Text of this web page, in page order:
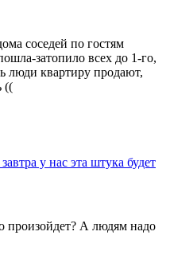
соседей по гостям
затопило всех до 1-го,
люди квартиру продают,
((
у нас эта штука будет
произойдет? А людям надо